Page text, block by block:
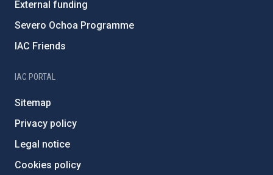
External funding
Severo Ochoa Programme
IAC Friends
IAC PORTAL
Sitemap
Privacy policy
Legal notice
Cookies policy